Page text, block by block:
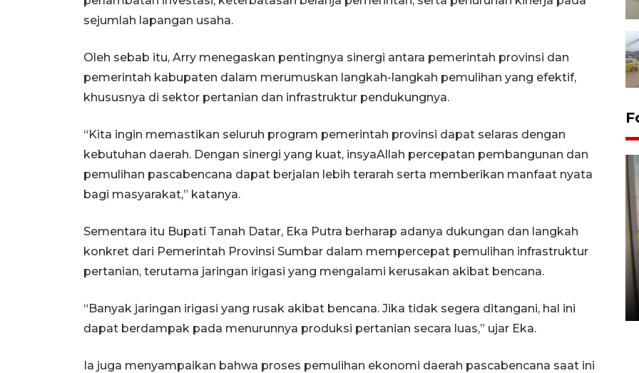
sejumlah lapangan usaha.
Oleh sebab itu, Arry menegaskan pentingnya sinergi antara pemerintah provinsi dan
pemerintah kabupaten dalam merumuskan langkah-langkah pemulihan yang efektif,
khususnya di sektor pertanian dan infrastruktur pendukungnya.
“Kita ingin memastikan seluruh program pemerintah provinsi dapat selaras dengan
kebutuhan daerah. Dengan sinergi yang kuat, insyaAllah percepatan pembangunan dan
pemulihan pascabencana dapat berjalan lebih terarah serta memberikan manfaat nyata
bagi masyarakat,” katanya.
Sementara itu Bupati Tanah Datar, Eka Putra berharap adanya dukungan dan langkah
konkret dari Pemerintah Provinsi Sumbar dalam mempercepat pemulihan infrastruktur
pertanian, terutama jaringan irigasi yang mengalami kerusakan akibat bencana.
“Banyak jaringan irigasi yang rusak akibat bencana. Jika tidak segera ditangani, hal ini
dapat berdampak pada menurunnya produksi pertanian secara luas,” ujar Eka.
Ia juga menyampaikan bahwa proses pemulihan ekonomi daerah pascabencana saat ini
Penyelesaian pembentukan
Kopdes Merah Putih di
05 August 2026 10:33 WIB